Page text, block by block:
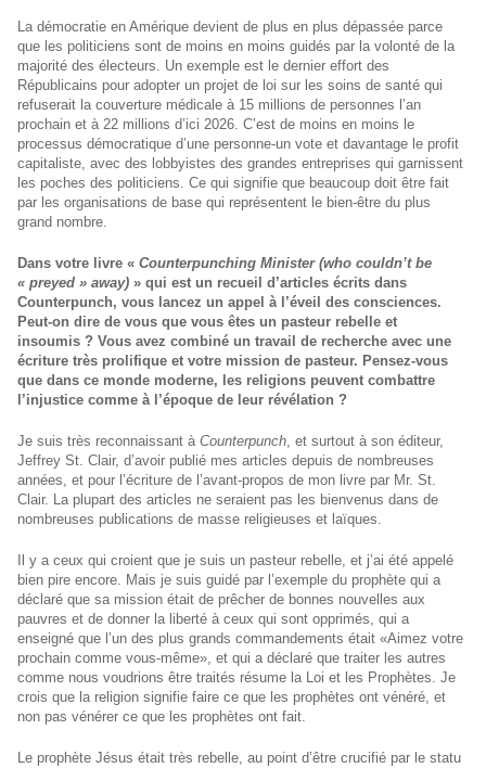
La démocratie en Amérique devient de plus en plus dépassée parce
que les politiciens sont de moins en moins guidés par la volonté de la
majorité des électeurs. Un exemple est le dernier effort des
Républicains pour adopter un projet de loi sur les soins de santé qui
refuserait la couverture médicale à 15 millions de personnes l’an
prochain et à 22 millions d’ici 2026. C’est de moins en moins le
processus démocratique d’une personne-un vote et davantage le profit
capitaliste, avec des lobbyistes des grandes entreprises qui garnissent
les poches des politiciens. Ce qui signifie que beaucoup doit être fait
par les organisations de base qui représentent le bien-être du plus
grand nombre.
Dans votre livre « Counterpunching Minister (who couldn’t be
« preyed » away) » qui est un recueil d’articles écrits dans
Counterpunch, vous lancez un appel à l’éveil des consciences.
Peut-on dire de vous que vous êtes un pasteur rebelle et
insoumis ? Vous avez combiné un travail de recherche avec une
écriture très prolifique et votre mission de pasteur. Pensez-vous
que dans ce monde moderne, les religions peuvent combattre
l’injustice comme à l’époque de leur révélation ?
Je suis très reconnaissant à Counterpunch, et surtout à son éditeur,
Jeffrey St. Clair, d’avoir publié mes articles depuis de nombreuses
années, et pour l’écriture de l’avant-propos de mon livre par Mr. St.
Clair. La plupart des articles ne seraient pas les bienvenus dans de
nombreuses publications de masse religieuses et laïques.
Il y a ceux qui croient que je suis un pasteur rebelle, et j’ai été appelé
bien pire encore. Mais je suis guidé par l’exemple du prophète qui a
déclaré que sa mission était de prêcher de bonnes nouvelles aux
pauvres et de donner la liberté à ceux qui sont opprimés, qui a
enseigné que l’un des plus grands commandements était «Aimez votre
prochain comme vous-même», et qui a déclaré que traiter les autres
comme nous voudrions être traités résume la Loi et les Prophètes. Je
crois que la religion signifie faire ce que les prophètes ont vénéré, et
non pas vénérer ce que les prophètes ont fait.
Le prophète Jésus était très rebelle, au point d’être crucifié par le statu